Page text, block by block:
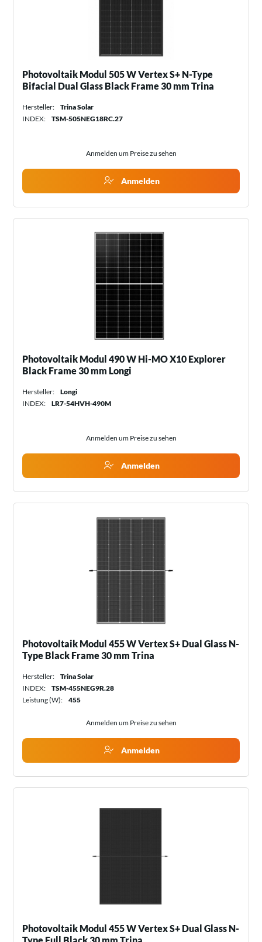
Photovoltaik Modul 505 W Vertex S+ N-Type
Bifacial Dual Glass Black Frame 30 mm Trina
Hersteller:
Trina Solar
INDEX:
TSM-505NEG18RC.27
Anmelden um Preise zu sehen
Anmelden
Photovoltaik Modul 490 W Hi-MO X10 Explorer
Black Frame 30 mm Longi
Hersteller:
Longi
INDEX:
LR7-54HVH-490M
Anmelden um Preise zu sehen
Anmelden
Photovoltaik Modul 455 W Vertex S+ Dual Glass N-
Type Black Frame 30 mm Trina
Hersteller:
Trina Solar
INDEX:
TSM-455NEG9R.28
Leistung (W):
455
Anmelden um Preise zu sehen
Anmelden
Photovoltaik Modul 455 W Vertex S+ Dual Glass N-